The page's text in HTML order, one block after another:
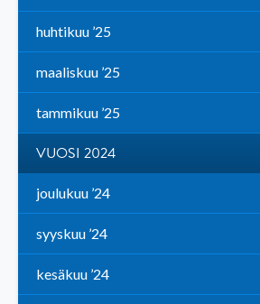
huhtikuu ’25
maaliskuu ’25
tammikuu ’25
VUOSI 2024
joulukuu ’24
syyskuu ’24
kesäkuu ’24